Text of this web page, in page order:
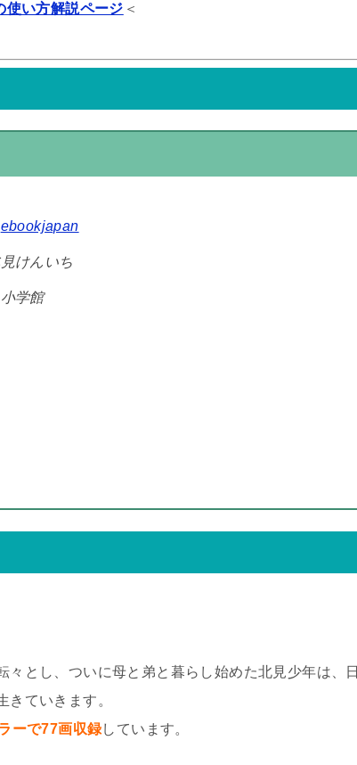
使い方解説ページ ＜
ebookjapan
けんいち
学館
とし、ついに母と弟と暮らし始めた北見少年は、日
ていきます。
ーで77画収録しています。